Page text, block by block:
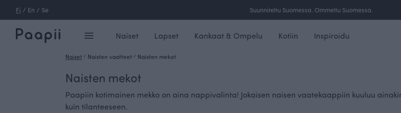
Fi / En / Se Ilmainen toimitus yli 100 € tilauksille Suomessa.
Naiset Lapset Kankaat & Ompelu Kotiin Inspiroidu
Naiset / Naisten vaatteet / Naisten mekot
Naisten mekot
Paapiin kotimainen mekko on aina nappivalinta! Jokaisen naisen vaatekaappiin kuuluu
kuin tilanteeseen.